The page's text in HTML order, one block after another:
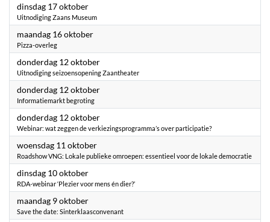
dinsdag 17 oktober2023
Uitnodiging Zaans Museum
maandag 16 oktober2023
Pizza-overleg
donderdag 12 oktober2023
Uitnodiging seizoensopening Zaantheater
donderdag 12 oktober2023
Informatiemarkt begroting
donderdag 12 oktober2023
Webinar: wat zeggen de verkiezingsprogramma’s over participatie?
woensdag 11 oktober2023
Roadshow VNG: Lokale publieke omroepen: essentieel voor de lokale democratie
dinsdag 10 oktober2023
RDA-webinar ‘Plezier voor mens én dier?’
maandag 9 oktober2023
Save the date: Sinterklaasconvenant